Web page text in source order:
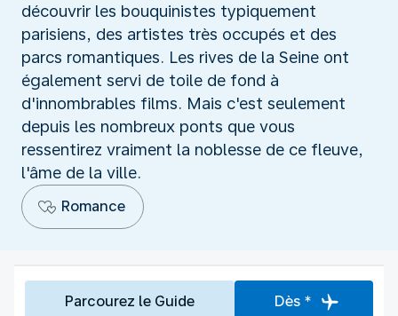
découvrir les bouquinistes typiquement
parisiens, des artistes très occupés et des
parcs romantiques. Les rives de la Seine ont
également servi de toile de fond à
d'innombrables films. Mais c'est seulement
depuis les nombreux ponts que vous
ressentirez vraiment la noblesse de ce fleuve,
l'âme de la ville.
Romance
Parcourez le Guide Dès *